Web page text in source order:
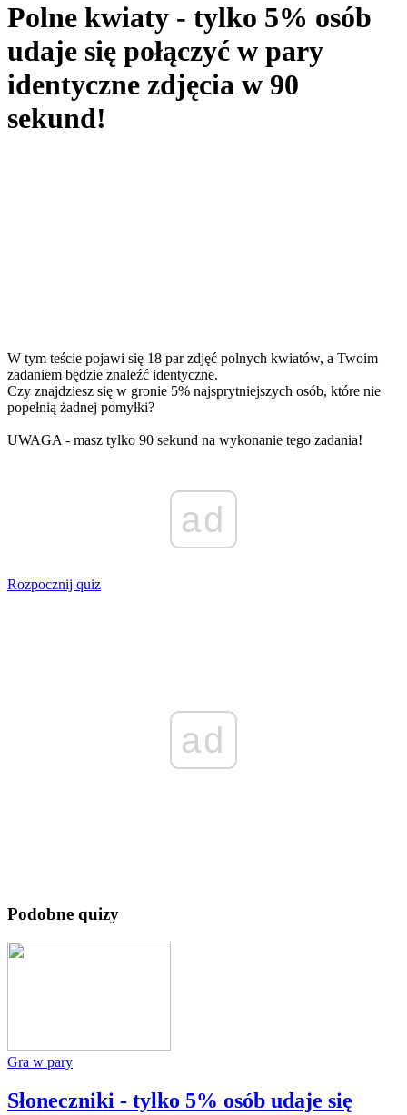
Polne kwiaty - tylko 5% osób
udaje się połączyć w pary
identyczne zdjęcia w 90
sekund!
W tym teście pojawi się 18 par zdjęć polnych kwiatów, a Twoim
zadaniem będzie znaleźć identyczne.
Czy znajdziesz się w gronie 5% najsprytniejszych osób, które nie
popełnią żadnej pomyłki?
UWAGA - masz tylko 90 sekund na wykonanie tego zadania!
ad
Rozpocznij quiz
ad
Podobne quizy
Gra w pary
Słoneczniki - tylko 5% osób udaje się